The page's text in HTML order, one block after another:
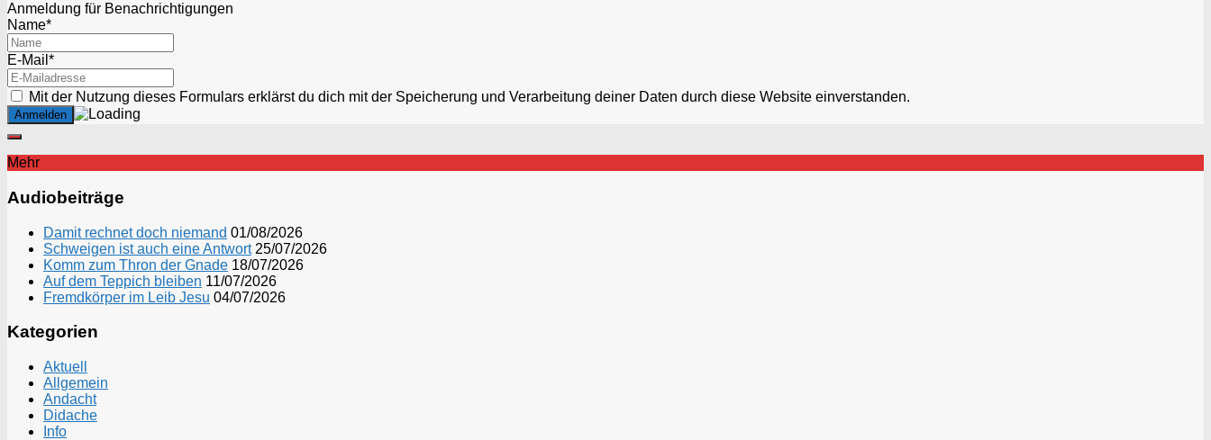
Anmeldung für Benachrichtigungen
Name*
E-Mail*
Mit der Nutzung dieses Formulars erklärst du dich mit der Speicherung und Verarbeitung deiner Daten durch diese Website einverstanden.
Mehr
Audiobeiträge
Damit rechnet doch niemand 01/08/2026
Schweigen ist auch eine Antwort 25/07/2026
Komm zum Thron der Gnade 18/07/2026
Auf dem Teppich bleiben 11/07/2026
Fremdkörper im Leib Jesu 04/07/2026
Kategorien
Aktuell
Allgemein
Andacht
Didache
Info